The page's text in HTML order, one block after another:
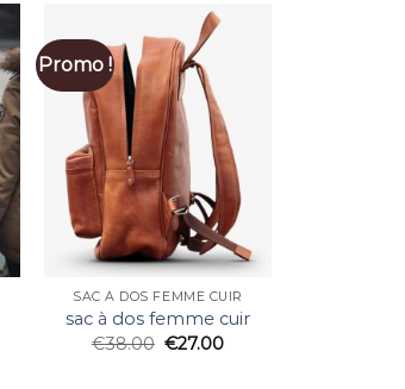
Promo !
SAC À DOS FEMME CUIR
sac à dos femme cuir
€38.00 €27.00